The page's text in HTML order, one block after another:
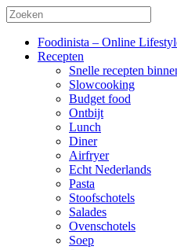
Foodinista – Online
Recepten
Snelle recepten
Slowcooking
Budget food
Ontbijt
Lunch
Diner
Airfryer
Echt Nederlands
Pasta
Stoofschotels
Salades
Ovenschotels
Soep